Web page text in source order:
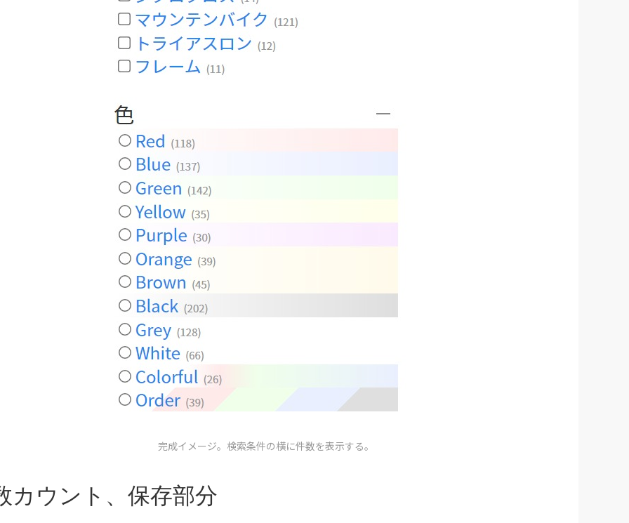
完成イメージ。検索条件の横に件数を表示する。
カウント、保存部分